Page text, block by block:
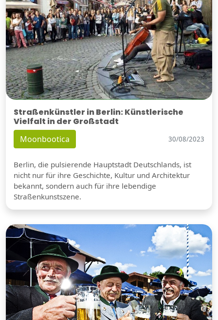
Straßenkünstler in Berlin: Künstlerische
Vielfalt in der Großstadt
Moonbootica 30/08/2023
Berlin, die pulsierende Hauptstadt Deutschlands, ist
nicht nur für ihre Geschichte, Kultur und Architektur
bekannt, sondern auch für ihre lebendige
Straßenkunstszene.